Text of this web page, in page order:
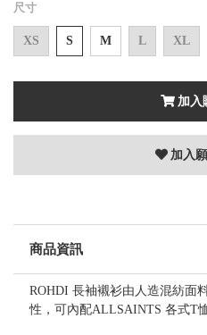
尺寸
XS S M L XL
加入
加入
商品資訊
ROHDI 長袖襯衫由人造混紡面
性，可內配ALLSAINTS 各式T